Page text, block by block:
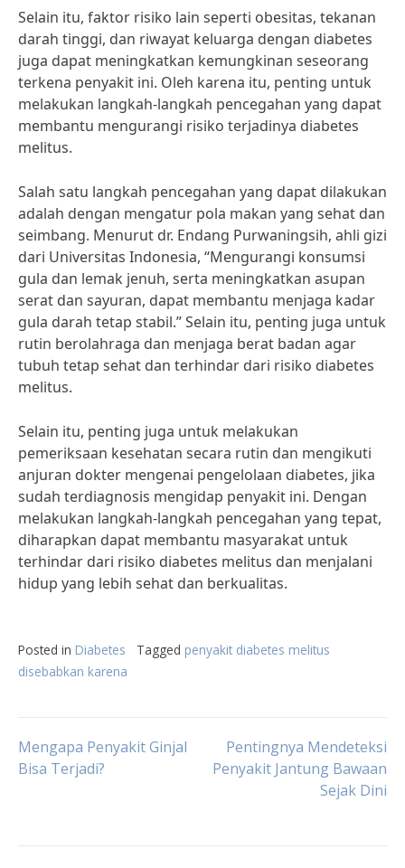
Selain itu, faktor risiko lain seperti obesitas, tekanan
darah tinggi, dan riwayat keluarga dengan diabetes
juga dapat meningkatkan kemungkinan seseorang
terkena penyakit ini. Oleh karena itu, penting untuk
melakukan langkah-langkah pencegahan yang dapat
membantu mengurangi risiko terjadinya diabetes
melitus.
Salah satu langkah pencegahan yang dapat dilakukan
adalah dengan mengatur pola makan yang sehat dan
seimbang. Menurut dr. Endang Purwaningsih, ahli gizi
dari Universitas Indonesia, “Mengurangi konsumsi
gula dan lemak jenuh, serta meningkatkan asupan
serat dan sayuran, dapat membantu menjaga kadar
gula darah tetap stabil.” Selain itu, penting juga untuk
rutin berolahraga dan menjaga berat badan agar
tubuh tetap sehat dan terhindar dari risiko diabetes
melitus.
Selain itu, penting juga untuk melakukan
pemeriksaan kesehatan secara rutin dan mengikuti
anjuran dokter mengenai pengelolaan diabetes, jika
sudah terdiagnosis mengidap penyakit ini. Dengan
melakukan langkah-langkah pencegahan yang tepat,
diharapkan dapat membantu masyarakat untuk
terhindar dari risiko diabetes melitus dan menjalani
hidup yang lebih sehat dan berkualitas.
Posted in Diabetes Tagged penyakit diabetes melitus
disebabkan karena
Post
Mengapa Penyakit Ginjal
Bisa Terjadi?
Pentingnya Mendeteksi
Penyakit Jantung Bawaan
Sejak Dini